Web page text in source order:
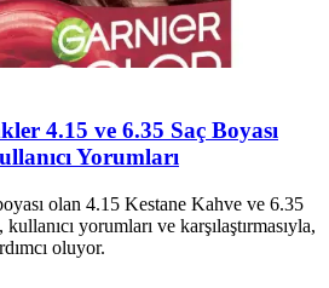
4.15 ve 6.35 Saç Boyası
Yorumları
olan 4.15 Kestane Kahve ve 6.35
yorumları ve karşılaştırmasıyla,
oluyor.